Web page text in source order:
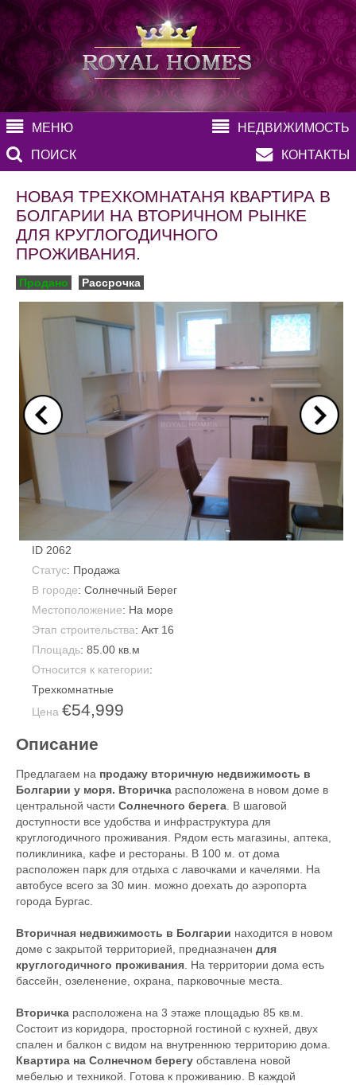
МЕНЮ
НЕДВИЖИМОСТЬ
ПОИСК
КОНТАКТЫ
НОВАЯ ТРЕХКОМНАТАНЯ КВАРТИРА В
БОЛГАРИИ НА ВТОРИЧНОМ РЫНКЕ
ДЛЯ КРУГЛОГОДИЧНОГО
ПРОЖИВАНИЯ.
Продано Рассрочка
ID 2062
Статус: Продажа
В городе: Солнечный Берег
Местоположение: На море
Этап строительства: Акт 16
Площадь: 85.00 кв.м
Относится к категории:
Трехкомнатные
Цена €54,999
Описание
Предлагаем на продажу вторичную недвижимость в
Болгарии у моря. Вторичка расположена в новом доме в
центральной части Солнечного берега. В шаговой
доступности все удобства и инфраструктура для
круглогодичного проживания. Рядом есть магазины, аптека,
поликлиника, кафе и рестораны. В 100 м. от дома
расположен парк для отдыха с лавочками и качелями. На
автобусе всего за 30 мин. можно доехать до аэропорта
города Бургас.
Вторичная недвижимость в Болгарии находится в новом
доме с закрытой территорией, предназначен для
круглогодичного проживания. На территории дома есть
бассейн, озеленение, охрана, парковочные места.
Вторичка расположена на 3 этаже площадью 85 кв.м.
Состоит из коридора, просторной гостиной с кухней, двух
спален и балкон с видом на внутреннюю территорию дома.
Квартира на Солнечном берегу обставлена новой
мебелью и техникой. Готова к проживанию. В каждой